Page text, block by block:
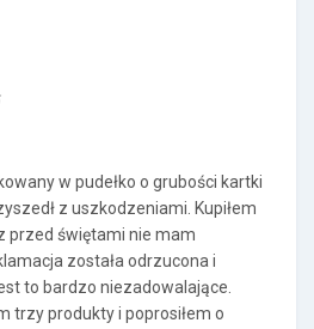
w pudełko o grubości kartki
z uszkodzeniami. Kupiłem
przed świętami nie mam
została odrzucona i
to bardzo niezadowalające.
trzy produkty i poprosiłem o